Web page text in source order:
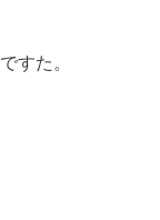
すた。